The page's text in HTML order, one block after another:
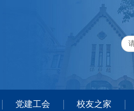
党建工会 校友之家